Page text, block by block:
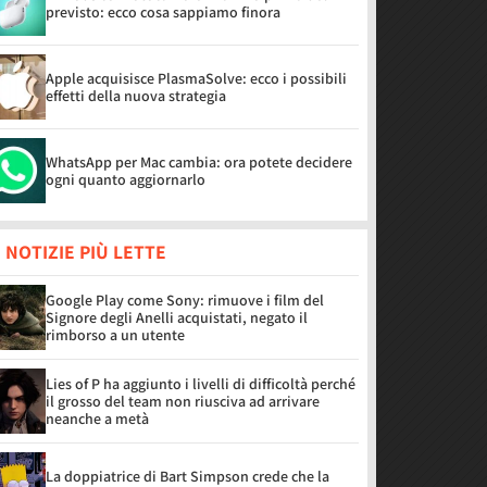
previsto: ecco cosa sappiamo finora
Apple acquisisce PlasmaSolve: ecco i possibili
effetti della nuova strategia
WhatsApp per Mac cambia: ora potete decidere
ogni quanto aggiornarlo
NOTIZIE PIÙ LETTE
Google Play come Sony: rimuove i film del
Signore degli Anelli acquistati, negato il
rimborso a un utente
Lies of P ha aggiunto i livelli di difficoltà perché
il grosso del team non riusciva ad arrivare
neanche a metà
La doppiatrice di Bart Simpson crede che la